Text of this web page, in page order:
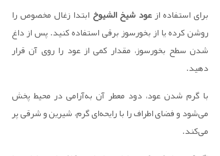
برای استفاده ازعود شیخ الشیوخ ابتدا زغال مخصوص را
روشن کرده یا از بخورسوز برقی استفاده کنید. پس از داغ
شدن سطح بخورسوز، مقدار کمی از عود را روی آن قرار
دهید.
با گرم شدن عود، دود معطر آن به‌آرامی در محیط پخش
می‌شود و فضای اطراف را با رایحه‌ای گرم، شیرین و شرقی پر
می‌کند.